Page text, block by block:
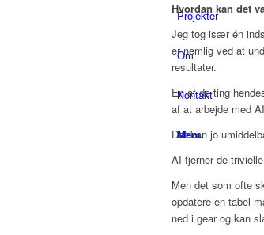
Projekter
Om
Kontakt
Menu
Hvordan kan det
Jeg tog især én
er nemlig ved at
resultater.
En af de ting
af at arbejde med
Det kan jo
AI fjerner de
Men det som ofte
opdatere en tabel
ned i gear og kan